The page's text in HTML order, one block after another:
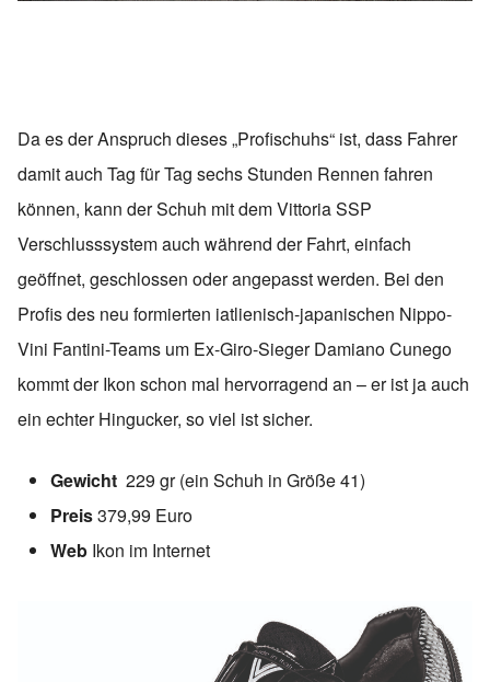
Da es der Anspruch dieses „Profischuhs“ ist, dass Fahrer
damit auch Tag für Tag sechs Stunden Rennen fahren
können, kann der Schuh mit dem Vittoria SSP
Verschlusssystem auch während der Fahrt, einfach
geöffnet, geschlossen oder angepasst werden. Bei den
Profis des neu formierten iatlienisch-japanischen Nippo-
Vini Fantini-Teams um Ex-Giro-Sieger Damiano Cunego
kommt der Ikon schon mal hervorragend an – er ist ja auch
ein echter Hingucker, so viel ist sicher.
Gewicht 229 gr (ein Schuh in Größe 41)
Preis379,99 Euro
Web Ikon im Internet